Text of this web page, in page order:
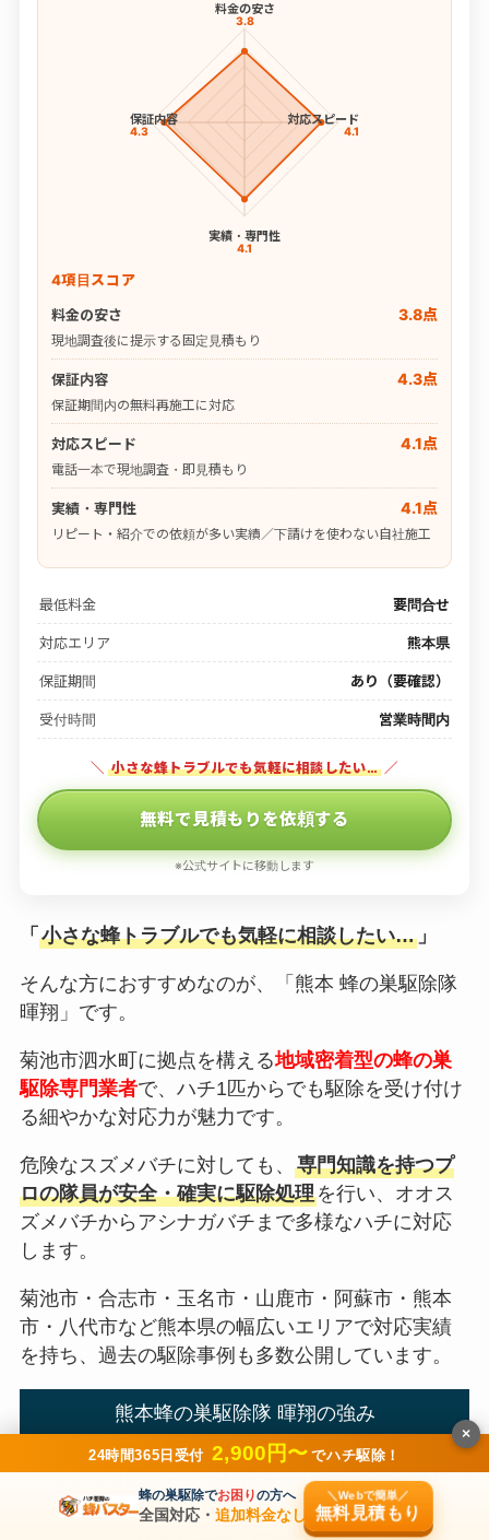
料金の安さ
3.8
対応スピード
4.1
実績・専門性
4.1
保証内容
4.3
4項目スコア
料金の安さ
3.8点
現地調査後に提示する固定見積もり
保証内容 4.3点
保証期間内の無料再施工に対応
対応スピード 4.1点
電話一本で現地調査・即見積もり
実績・専門性 4.1点
リピート・紹介での依頼が多い実績／下請けを使わない自社施工
最低料金 要問合せ
対応エリア 熊本県
保証期間 あり（要確認）
受付時間 営業時間内
＼ 小さな蜂トラブルでも気軽に相談したい… ／
無料で見積もりを依頼する
※公式サイトに移動します
「 小さな蜂トラブルでも気軽に相談したい…」
そんな方におすすめなのが、「熊本 蜂の巣駆除隊
暉翔」です。
菊池市泗水町に拠点を構える地域密着型の蜂の巣
駆除専門業者で、ハチ1匹からでも駆除を受け付け
る細やかな対応力が魅力です。
危険なスズメバチに対しても、 専門知識を持つプ
ロの隊員が安全・確実に駆除処理を行い、オオス
ズメバチからアシナガバチまで多様なハチに対応
します。
菊池市・合志市・玉名市・山鹿市・阿蘇市・熊本
市・八代市など熊本県の幅広いエリアで対応実績
を持ち、過去の駆除事例も多数公開しています。
熊本蜂の巣駆除隊 暉翔の強み
ハチ1匹からでも駆除を受け付ける細やか
な対応力
24時間365日受付 2,900円〜 でハチ駆除！
蜂の巣駆除でお困りの方へ
全国対応・追加料金なし
＼Webで簡単／
無料見積もり
×